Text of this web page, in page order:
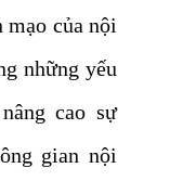
mạo của nội
những yếu
cao sự
gian nội